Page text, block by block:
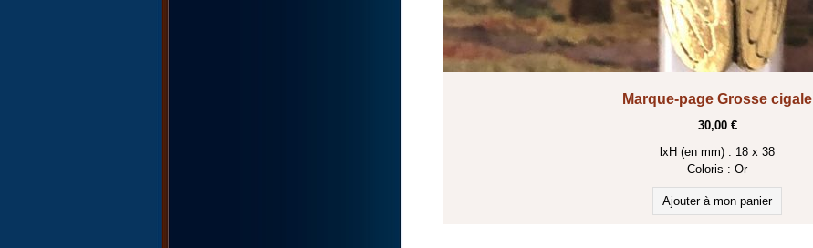
Marque-page Grosse cigale
30,00 €
lxH (en mm) : 18 x 38
Coloris : Or